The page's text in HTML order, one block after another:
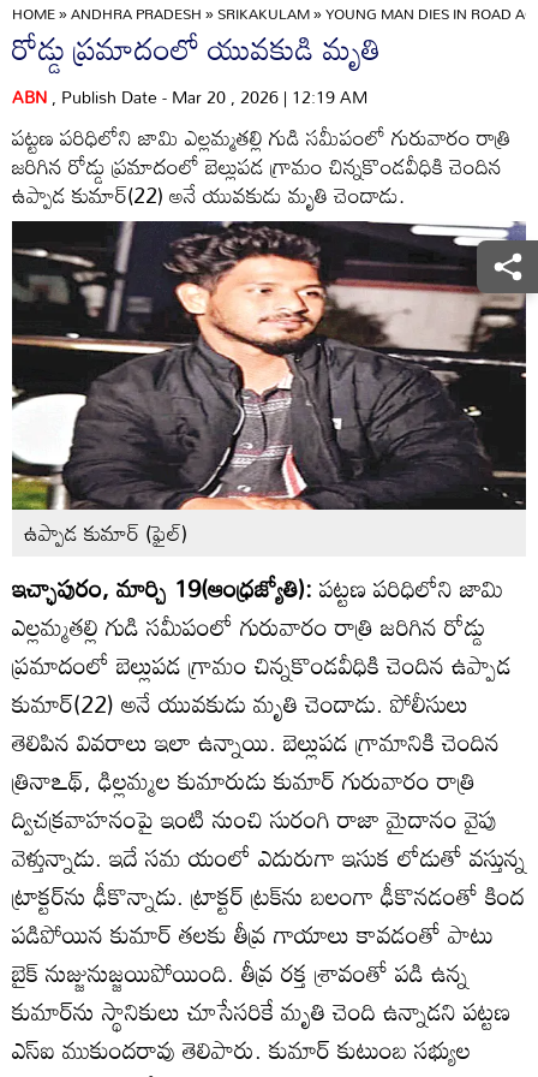
HOME»ANDHRA PRADESH»SRIKAKULAM»YOUNG MAN DIES IN ROAD
రోడ్డు ప్రమాదంలో యువకుడి మృతి
ABN, Publish Date - Mar 20 , 2026 | 12:19 AM
పట్టణ పరిధిలోని జామి ఎల్లమ్మతల్లి గుడి సమీపంలో గురువారం రాత్రి
జరిగిన రోడ్డు ప్రమాదంలో బెల్లుపడ గ్రామం చిన్నకొండవీధికి చెందిన
ఉప్పాడ కుమార్‌(22) అనే యువకుడు మృతి చెందాడు.
ఉప్పాడ కుమార్‌ (ఫైల్‌)
ఇచ్ఛాపురం, మార్చి 19(ఆంధ్రజ్యోతి):పట్టణ పరిధిలోని జామి
ఎల్లమ్మతల్లి గుడి సమీపంలో గురువారం రాత్రి జరిగిన రోడ్డు
ప్రమాదంలో బెల్లుపడ గ్రామం చిన్నకొండవీధికి చెందిన ఉప్పాడ
కుమార్‌(22) అనే యువకుడు మృతి చెందాడు. పోలీసులు
తెలిపిన వివరాలు ఇలా ఉన్నాయి. బెల్లుపడ గ్రామానికి చెందిన
త్రినాఽథ్‌, ఢిల్లమ్మల కుమారుడు కుమార్‌ గురువారం రాత్రి
ద్విచక్రవాహనంపై ఇంటి నుంచి సురంగి రాజా మైదానం వైపు
వెళ్తున్నాడు. ఇదే సమ యంలో ఎదురుగా ఇసుక లోడుతో వస్తున్న
ట్రాక్టర్‌ను ఢీకొన్నాడు. ట్రాక్టర్‌ ట్రక్‌ను బలంగా ఢీకొనడంతో కింద
పడిపోయిన కుమార్‌ తలకు తీవ్ర గాయాలు కావడంతో పాటు
బైక్‌ నుజ్జునుజ్జయిపోయింది. తీవ్ర రక్త శ్రావంతో పడి ఉన్న
కుమార్‌ను స్థానికులు చూసేసరికే మృతి చెంది ఉన్నాడని పట్టణ
ఎస్‌ఐ ముకుందరావు తెలిపారు. కుమార్‌ కుటుంబ సభ్యుల